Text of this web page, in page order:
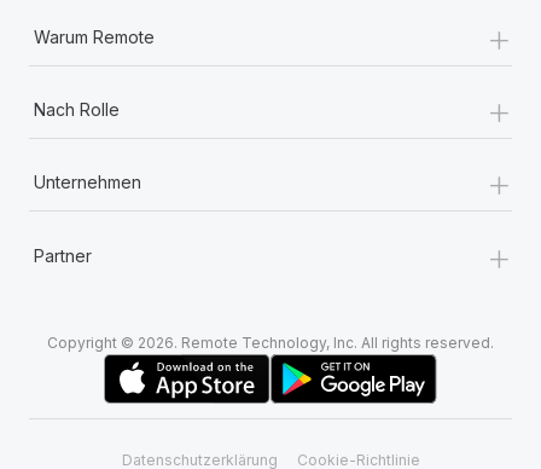
Warum Remote +
Nach Rolle +
Unternehmen +
Partner +
Copyright © 2026. Remote Technology, Inc. All rights reserved.
Datenschutzerklärung Cookie-Richtlinie